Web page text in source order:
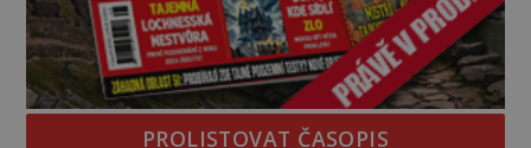
PROLISTOVAT ČASOPIS